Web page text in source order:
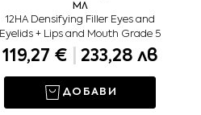
МЛ
12HA Densifying Filler Eyes and
Eyelids + Lips and Mouth Grade 5
119,27 € 233,28 лв
ДОБАВИ